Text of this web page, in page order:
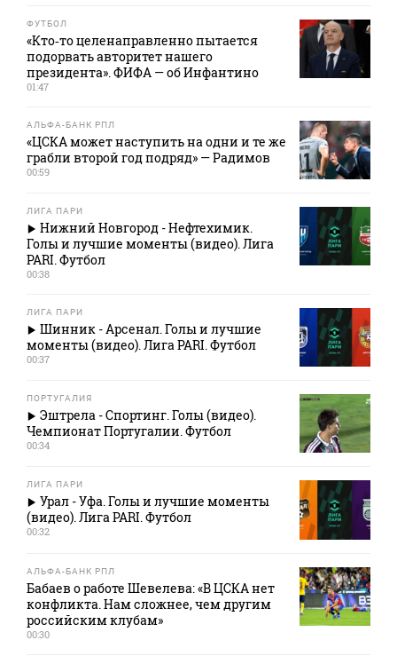
ФУТБОЛ
«Кто‑то целенаправленно пытается
подорвать авторитет нашего
президента». ФИФА — об Инфантино
01:47
АЛЬФА-БАНК РПЛ
«ЦСКА может наступить на одни и те же
грабли второй год подряд» — Радимов
00:59
ЛИГА ПАРИ
Нижний Новгород - Нефтехимик.
Голы и лучшие моменты (видео). Лига
PARI. Футбол
00:38
ЛИГА ПАРИ
Шинник - Арсенал. Голы и лучшие
моменты (видео). Лига PARI. Футбол
00:37
ПОРТУГАЛИЯ
Эштрела - Спортинг. Голы (видео).
Чемпионат Португалии. Футбол
00:34
ЛИГА ПАРИ
Урал - Уфа. Голы и лучшие моменты
(видео). Лига PARI. Футбол
00:32
АЛЬФА-БАНК РПЛ
Бабаев о работе Шевелева: «В ЦСКА нет
конфликта. Нам сложнее, чем другим
российским клубам»
00:30